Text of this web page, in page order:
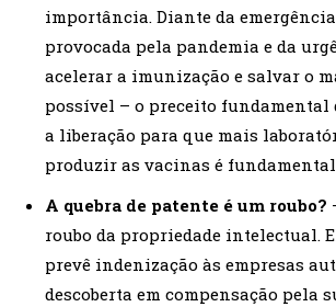
importância. Diante da
provocada pela pandemia e da
acelerar a imunização e salvar o
possível – o preceito fundamental
a liberação para que mais
produzir as vacinas é
A quebra de patente é um roubo?
roubo da propriedade intelectual.
prevê indenização às empresas
descoberta em compensação pela